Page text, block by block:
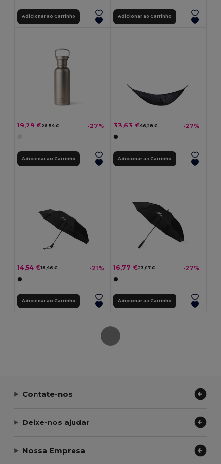
Adicionar ao Carrinho Adicionar ao Carrinho
19,29 €26,54 € -27%
Adicionar ao Carrinho
33,63 €46,28 € -27%
Adicionar ao Carrinho
14,54 €18,46 € -21%
Adicionar ao Carrinho
16,77 €23,07 € -27%
Adicionar ao Carrinho
Contate-nos
Deixe-nos ajudar
Nossa Empresa